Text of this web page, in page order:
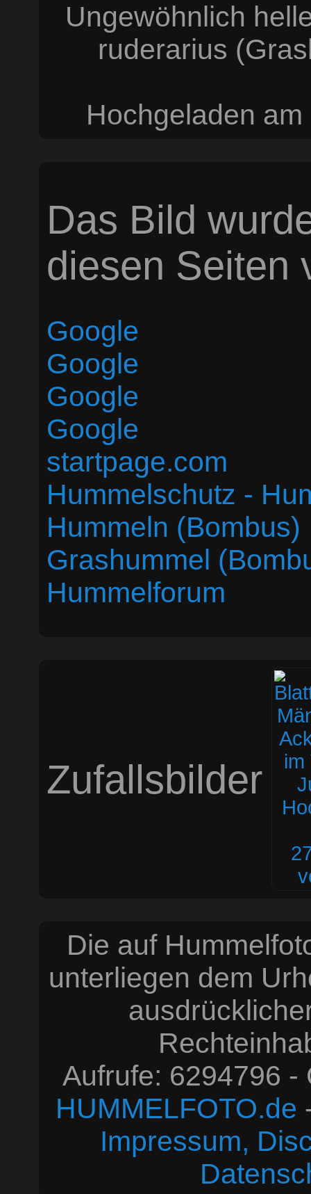
Ungewöhnlich
ruderarius
Hochgeladen
Das Bild
diesen Seiten
Google
Google
Google
Google
startpage.com
Hummelschutz -
Hummeln (Bombus)
Grashummel
Hummelforum
Zufallsbilder
Die auf
unterliegen dem
Aufrufe: 6294796
HUMMELFOTO.de
Impressum,